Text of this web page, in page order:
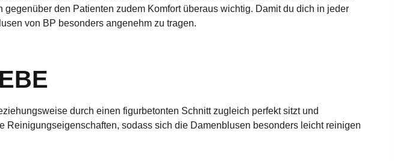
den Patienten zudem Komfort überaus wichtig. Damit du dich in jeder
von BP besonders angenehm zu tragen.
durch einen figurbetonten Schnitt zugleich perfekt sitzt und
sodass sich die Damenblusen besonders leicht reinigen